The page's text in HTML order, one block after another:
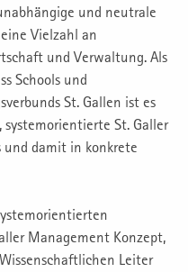
und neutrale
Vielzahl an
und Verwaltung. Als
Schools und
St. Gallen ist es
systemorientierte St. Galler
und damit in konkrete
Management Konzept,
Leiter